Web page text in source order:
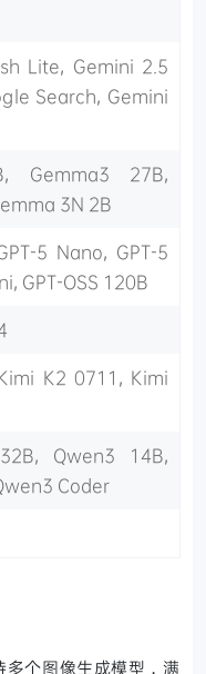
Lite, Gemini 2.5
Search, Gemini
Gemma3 27B,
3N 2B
5 Nano, GPT-5
GPT-OSS 120B
K2 0711, Kimi
Qwen3 14B,
Coder
个图像生成模型，满